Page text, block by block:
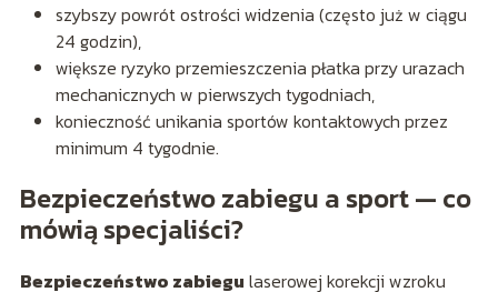
szybszy powrót ostrości widzenia (często już w ciągu
24 godzin),
większe ryzyko przemieszczenia płatka przy urazach
mechanicznych w pierwszych tygodniach,
konieczność unikania sportów kontaktowych przez
minimum 4 tygodnie.
Bezpieczeństwo zabiegu a sport — co
mówią specjaliści?
Bezpieczeństwo zabiegu laserowej korekcji wzroku